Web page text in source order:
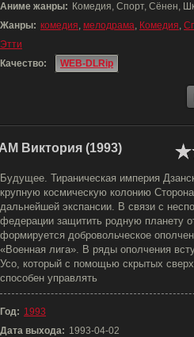
Аниме жанры: Комедия, Спорт, Сёнен,
Жанры: комедия, мелодрама, Комедия,
Этти
Качество:
WEB-DLRip
Виктория (1993)
Будущее. Тираническая империя
крупную космическую колонию Сторона
дальнейшей экспансии. В связи с
федерации защитить родную планету
формируется добровольческое
«Военная лига». В ряды ополчения
Усо, который с помощью скрытых
способен управлять
Год: 1993
Дата выхода: 1993-04-02